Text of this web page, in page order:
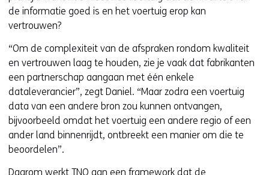
de informatie goed is en het voertuig erop kan
vertrouwen?
“Om de complexiteit van de afspraken rondom kwaliteit
en vertrouwen laag te houden, zie je vaak dat fabrikanten
een partnerschap aangaan met één enkele
dataleverancier”, zegt Daniel. “Maar zodra een voertuig
data van een andere bron zou kunnen ontvangen,
bijvoorbeeld omdat het voertuig een andere regio of een
ander land binnenrijdt, ontbreekt een manier om die te
beoordelen”.
Daarom werkt TNO aan een framework dat de